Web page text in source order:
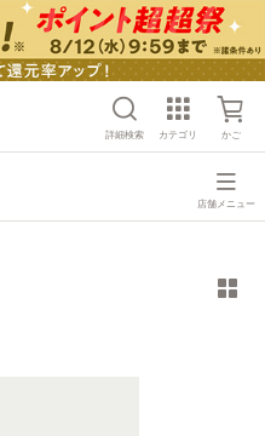
詳細検索 カテゴリ かご
店舗メニュー